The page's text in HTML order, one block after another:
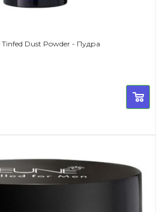
Tinfed Dust Powder - Пудра